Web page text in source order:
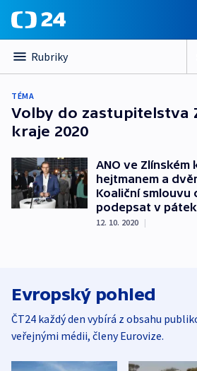
Rubriky
TÉMA
Volby do zastupitelstva
kraje 2020
ANO ve Zlínském
hejtmanem a
Koaliční smlouvu
podepsat v pátek
12. 10. 2020 |
Evropský pohled
ČT24 každý den vybírá z obsahu
veřejnými médii, členy Eurovize.